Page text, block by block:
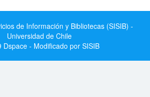
de Información y Bibliotecas (SISIB) -
Universidad de Chile
Dspace - Modificado por SISIB